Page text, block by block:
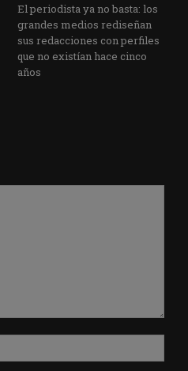
El periodista ya no basta: los
grandes medios rediseñan
sus redacciones con perfiles
que no existían hace cinco
años